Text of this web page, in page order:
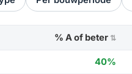
% A of beter ⇅
40%